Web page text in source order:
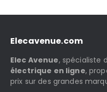
Elecavenue.com
Elec Avenue, spécialiste
électrique en ligne,
prix sur des grandes